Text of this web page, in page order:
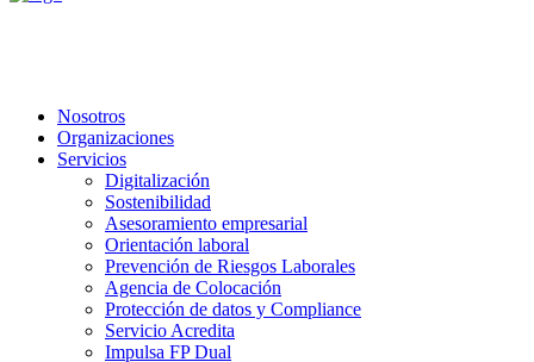
Nosotros
Organizaciones
Servicios
Digitalización
Sostenibilidad
Asesoramiento empresarial
Orientación laboral
Prevención de Riesgos Laborales
Agencia de Colocación
Protección de datos y Compliance
Servicio Acredita
Impulsa FP Dual